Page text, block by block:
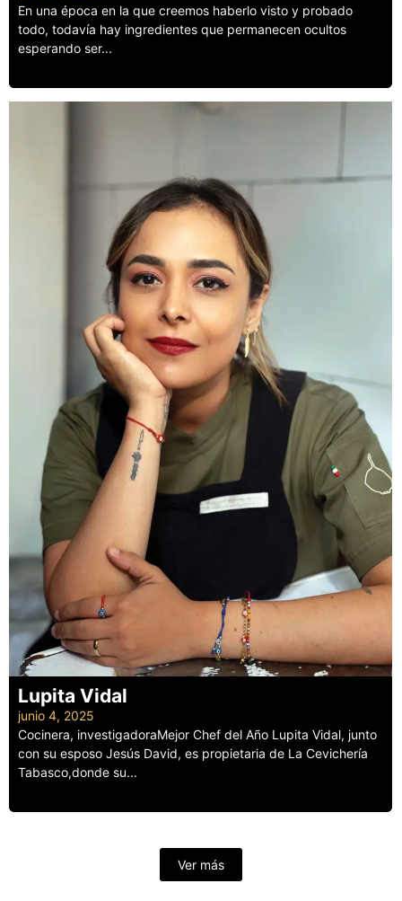
En una época en la que creemos haberlo visto y probado
todo, todavía hay ingredientes que permanecen ocultos
esperando ser...
Lupita Vidal
junio 4, 2025
Cocinera, investigadoraMejor Chef del Año Lupita Vidal, junto
con su esposo Jesús David, es propietaria de La Cevichería
Tabasco,donde su...
Ver más